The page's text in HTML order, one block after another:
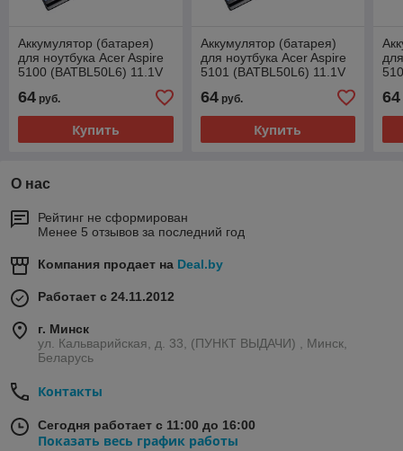
Аккумулятор (батарея)
для ноутбука Acer Aspire
5100 (BATBL50L6) 11.1V
64 руб.
Купить
Аккумулятор (батарея)
для ноутбука Acer Aspire
5101 (BATBL50L6) 11.1V
64руб.
Купить
64
О нас
Рейтинг не сформирован
Менее 5 отзывов за последний год
Компания продает на Deal.by
Работает с 24.11.2012
г. Минск
ул. Кальварийская, д. 33, (ПУНКТ ВЫДАЧИ) , Минск,
Беларусь
Контакты
Сегодня работает с 11:00 до 16:00
Показать весь график работы